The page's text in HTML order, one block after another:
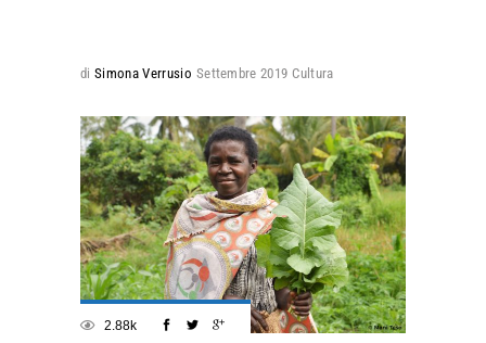
di Simona Verrusio Settembre 2019 Cultura
2.88k